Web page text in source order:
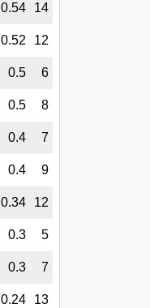
0.54 14
0.52 12
0.5 6
0.5 8
0.4 7
0.4 9
0.34 12
0.3 5
0.3 7
0.24 13